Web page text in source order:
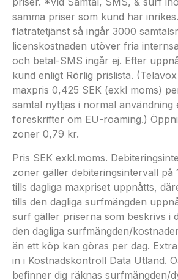
samma priser som kund har
flatratetjänst så ingår 3000
licenskostnaden utöver fria
och betal-SMS ingår ej. Efter
kund enligt Rörlig prislista.
maxpris 0,425 SEK (exkl moms)
samtal nyttjas i normal användning
föreskrifter om EU-roaming.)
zoner 0,79 kr.
Pris SEK exkl.moms.
zoner gäller debiteringsintervall på
tills dagliga maxpriset uppnåtts,
tills den dagliga surfmängden
surf gäller priserna som beskrivs i
den dagliga surfmängden/
än ett köp kan göras per dag.
in i Kostnadskontroll Data Utland.
befinner dig räknas surfmängden/